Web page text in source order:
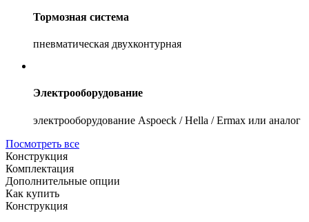
Тормозная система
пневматическая двухконтурная
Электрооборудование
электрооборудование Aspoeck / Hella / Ermax или аналог
Посмотреть все
Конструкция
Комплектация
Дополнительные опции
Как купить
Конструкция